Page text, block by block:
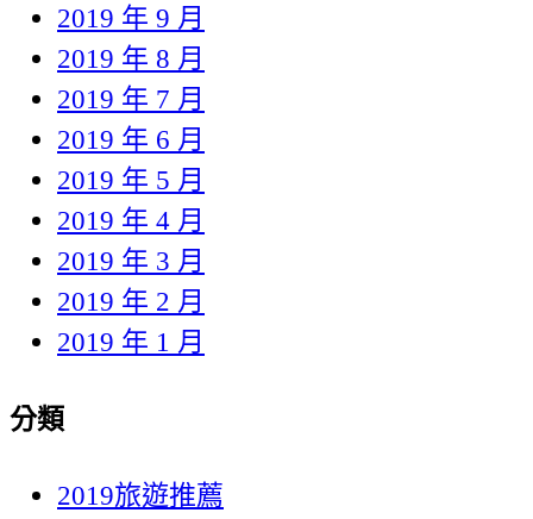
2019 年 9 月
2019 年 8 月
2019 年 7 月
2019 年 6 月
2019 年 5 月
2019 年 4 月
2019 年 3 月
2019 年 2 月
2019 年 1 月
分類
2019旅遊推薦